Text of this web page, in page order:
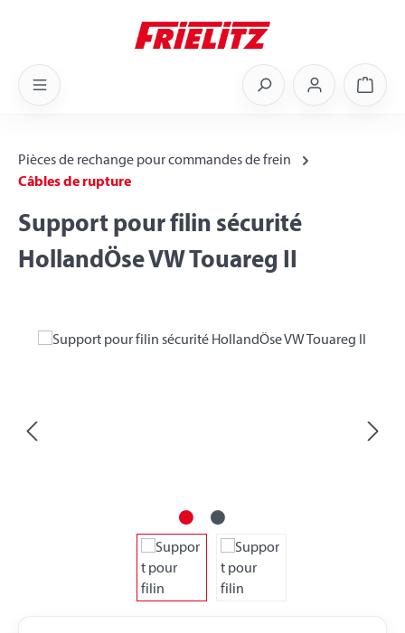
Pièces de rechange pour commandes de frein
Câbles de rupture
Support pour filin sécurité
HollandÖse VW Touareg II
Skip image gallery